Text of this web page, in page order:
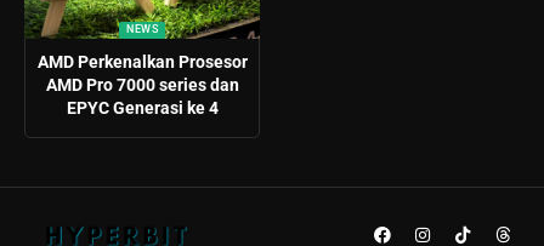
NEWS
AMD Perkenalkan Prosesor
AMD Pro 7000 series dan
EPYC Generasi ke 4